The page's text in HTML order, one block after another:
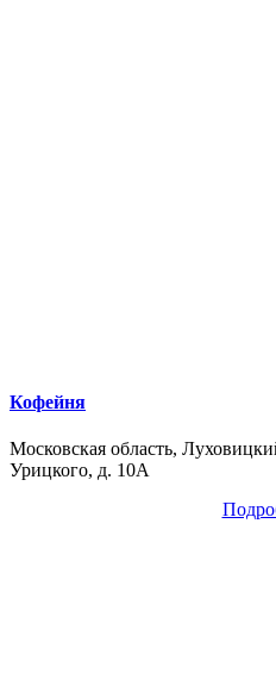
Кофейня
Московская область,
Урицкого, д. 10А